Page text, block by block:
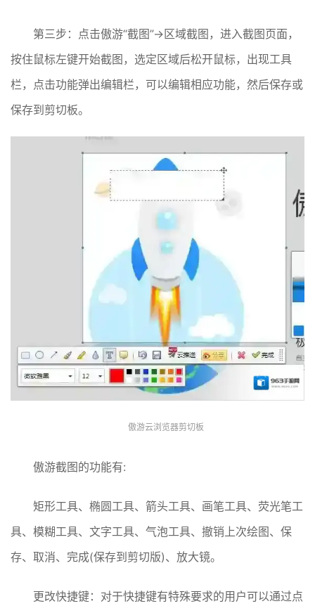
第三步：点击傲游“截图”→区域截图，进入截图页面，
按住鼠标左键开始截图，选定区域后松开鼠标，出现工具
栏，点击功能弹出编辑栏，可以编辑相应功能，然后保存或
保存到剪切板。
傲游云浏览器剪切板
傲游截图的功能有:
矩形工具、椭圆工具、箭头工具、画笔工具、荧光笔工
具、模糊工具、文字工具、气泡工具、撤销上次绘图、保
存、取消、完成(保存到剪切版)、放大镜。
更改快捷键：对于快捷键有特殊要求的用户可以通过点